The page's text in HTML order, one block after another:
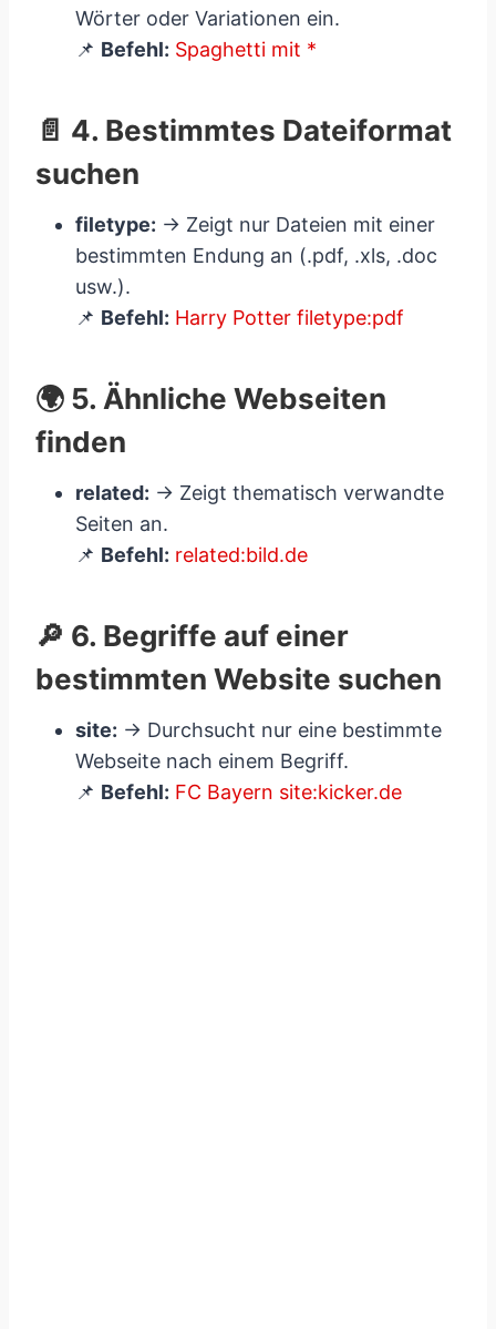
Wörter oder Variationen ein.
📌 Befehl: Spaghetti mit *
📄 4. Bestimmtes Dateiformat
suchen
filetype: → Zeigt nur Dateien mit einer
bestimmten Endung an (.pdf, .xls, .doc
usw.).
📌 Befehl: Harry Potter filetype:pdf
🌍 5. Ähnliche Webseiten
finden
related: → Zeigt thematisch verwandte
Seiten an.
📌 Befehl: related:bild.de
🔎 6. Begriffe auf einer
bestimmten Website suchen
site: → Durchsucht nur eine bestimmte
Webseite nach einem Begriff.
📌 Befehl: FC Bayern site:kicker.de